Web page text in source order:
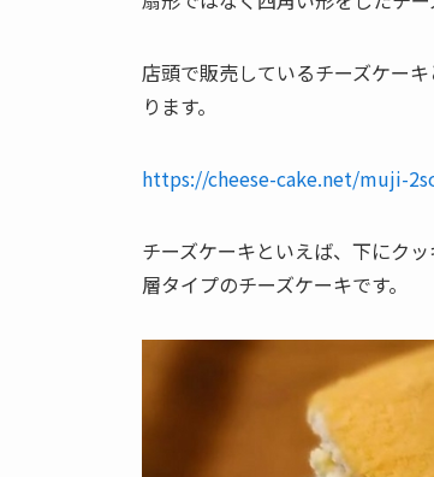
店頭で販売しているチーズケー
ります。
https://cheese-cake.net/muji-
チーズケーキといえば、下にク
層タイプのチーズケーキです。